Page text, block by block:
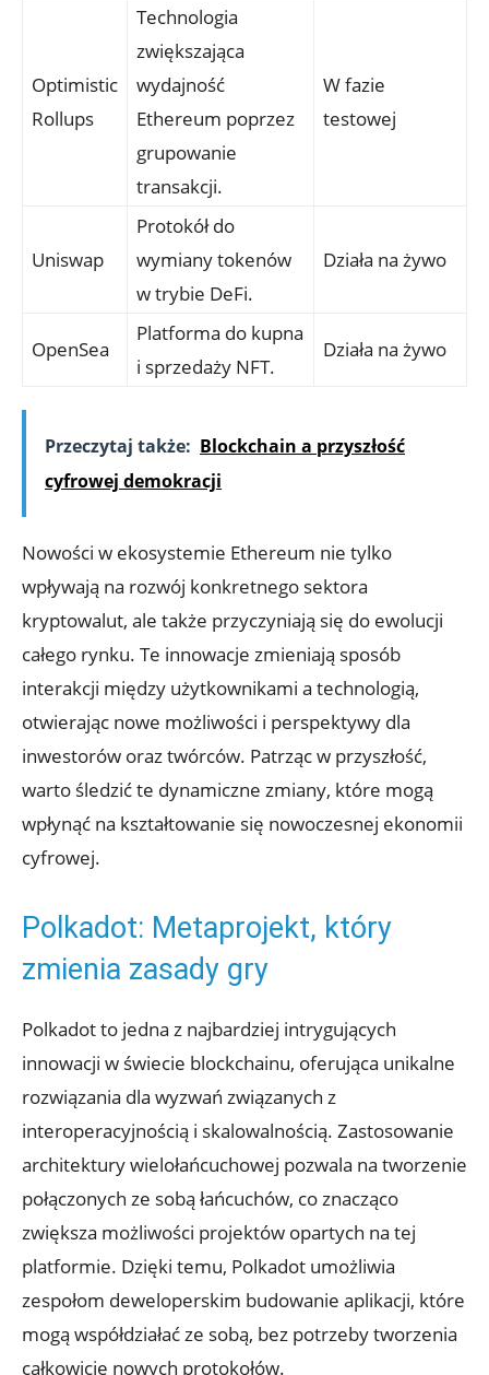
Optimistic
Rollups
Technologia
zwiększająca
wydajność
Ethereum poprzez
grupowanie
transakcji.
W fazie
testowej
Uniswap
Protokół do
wymiany tokenów
w trybie⁣ DeFi.
Działa na żywo
OpenSea
Platforma do ⁣kupna⁢
i sprzedaży‍ NFT.
Działa na żywo
Przeczytaj także: Blockchain a przyszłość
cyfrowej demokracji
Nowości w ⁣ekosystemie Ethereum nie tylko
wpływają ‌na rozwój konkretnego ⁣sektora
kryptowalut, ale także przyczyniają‍ się do‌ ewolucji ​
całego rynku. Te innowacje zmieniają sposób
interakcji⁣ między użytkownikami ​a technologią,
otwierając nowe możliwości i perspektywy⁣ dla
inwestorów oraz twórców. ‌Patrząc w przyszłość,
warto śledzić te dynamiczne zmiany, które mogą
wpłynąć na kształtowanie się nowoczesnej ekonomii
cyfrowej.
Polkadot: Metaprojekt, który
zmienia ⁢zasady ⁢gry
Polkadot to jedna ⁤z najbardziej⁢ intrygujących‍
innowacji w świecie blockchainu, oferująca unikalne
rozwiązania dla wyzwań związanych z
‍interoperacyjnością ​i skalowalnością. Zastosowanie
architektury wielołańcuchowej pozwala na tworzenie
połączonych ze sobą‍ łańcuchów, co znacząco
zwiększa możliwości projektów ⁣opartych na tej​
platformie. Dzięki temu, Polkadot umożliwia
zespołom deweloperskim budowanie aplikacji,​ które
mogą współdziałać ze sobą, bez ⁣potrzeby tworzenia⁢
całkowicie nowych protokołów.